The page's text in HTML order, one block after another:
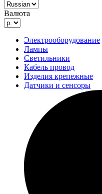
Валюта
Электрооборудование
Лампы
Светильники
Кабель провод
Изделия крепежные
Датчики и сенсоры